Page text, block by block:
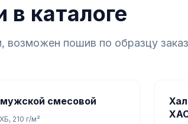
каталоге
пошив по образцу
смесовой
210 г/м²